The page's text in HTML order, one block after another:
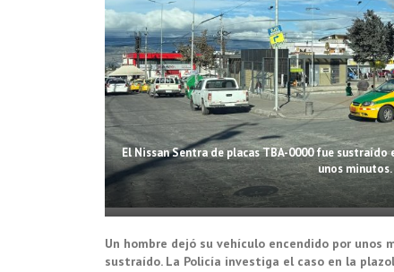
El Nissan Sentra de placas TBA-0000 fue
unos
Un hombre dejó su vehículo encendido por unos
sustraído. La Policía investiga el caso en la